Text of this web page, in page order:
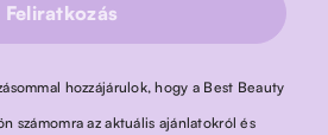
Feliratkozás
hozzájárulok, hogy a Best Beauty
számomra az aktuális ajánlatokról és